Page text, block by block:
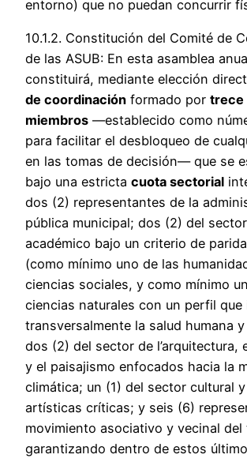
entorno) que no puedan concurrir
10.1.2. Constitución del Comité de
de las ASUB: En esta asamblea
constituirá, mediante elección
de coordinación formado por trece
miembros —establecido como
para facilitar el desbloqueo de
en las tomas de decisión— que se
bajo una estricta cuota sectorial
dos (2) representantes de la
pública municipal; dos (2) del
académico bajo un criterio de
(como mínimo uno de las
ciencias sociales, y como mínimo
ciencias naturales con un perfil que
transversalmente la salud humana
dos (2) del sector de l’arquitectura,
y el paisajismo enfocados hacia la
climática; un (1) del sector cultural
artísticas críticas; y seis (6)
movimiento asociativo y vecinal
garantizando dentro de estos